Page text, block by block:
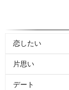
恋したい
片思い
デート